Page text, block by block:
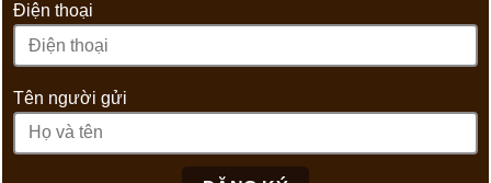
Điện thoại
Tên người gửi